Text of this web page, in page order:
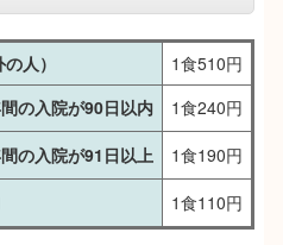
人）
1食510円
の入院が90日以内
1食240円
の入院が91日以上
1食190円
1食110円